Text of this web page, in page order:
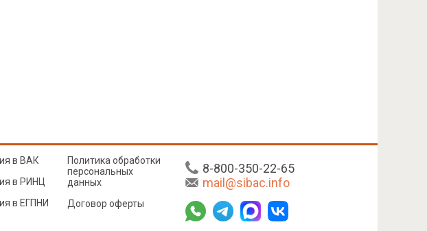
8-800-350-22-65
mail@sibac.info
в ВАК
в РИНЦ
в ЕГПНИ
Политика обработки
персональных
данных
Договор оферты